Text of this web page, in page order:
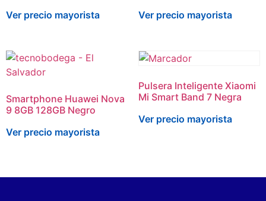
Ver precio mayorista
Ver precio mayorista
Smartphone Huawei Nova
9 8GB 128GB Negro
Ver precio mayorista
Pulsera Inteligente Xiaomi
Mi Smart Band 7 Negra
Ver precio mayorista